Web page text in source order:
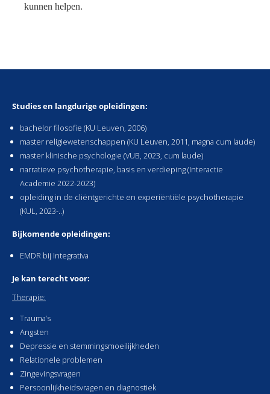
kunnen helpen.
Studies en langdurige opleidingen:
bachelor filosofie (KU Leuven, 2006)
master religiewetenschappen (KU Leuven, 2011, magna cum laude)
master klinische psychologie (VUB, 2023, cum laude)
narratieve psychotherapie, basis en verdieping (Interactie
Academie 2022-2023)
opleiding in de cliëntgerichte en experiëntiële psychotherapie
(KUL, 2023-..)
Bijkomende opleidingen:
EMDR bij Integrativa
Je kan terecht voor:
Therapie:
Trauma’s
Angsten
Depressie en stemmingsmoeilijkheden
Relationele problemen
Zingevingsvragen
Persoonlijkheidsvragen en diagnostiek